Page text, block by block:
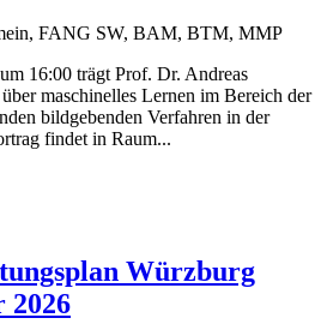
FANG SW, BAM, BTM, MMP
16:00 trägt Prof. Dr. Andreas
maschinelles Lernen im Bereich der
bildgebenden Verfahren in der
findet in Raum...
Würzburg
2026